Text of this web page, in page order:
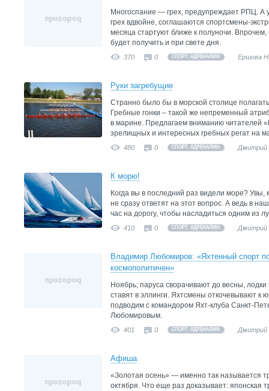
Многоспание — грех, предупреждает РПЦ.
грех вдвойне, соглашаются спортсмены-
месяца стартуют ближе к полуночи.
будет получить и при свете дня.
370 0 СПОРТ: АДРЕНАЛИН Ершова
Руки загребущие
Странно было бы в морской столице
Гребные гонки – такой же непременный
в марине. Предлагаем вниманию читателей
зрелищных и интересных гребных регат на
480 0 СПОРТ: АДРЕНАЛИН Дмитрий
К морю!
Когда вы в последний раз видели море?
не сразу ответят на этот вопрос. А ведь в
час на дорогу, чтобы насладиться одним из
410 0 СПОРТ: АДРЕНАЛИН Дмитрий
Владимир Любомиров: «Яхтенный спорт
космополитичен»
Ноябрь; паруса сворачивают до весны,
ставят в эллинги. Яхтсмены откочевывают к
подводим с командором Яхт-клуба Санкт-
Любомировым.
401 0 СПОРТ: АДРЕНАЛИН Дмитрий
Афиша
«Золотая осень» — именно так называется
октября. Что еще раз доказывает: японская